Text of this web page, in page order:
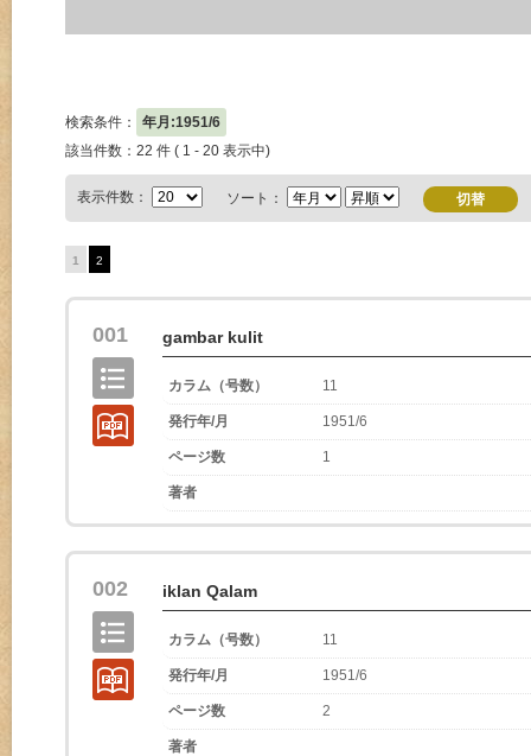
検索条件：
年月:1951/6
該当件数：22 件 ( 1 - 20 表示中)
表示件数： ソート：
1 2
001 gambar kulit
カラム（号数） 11
発行年/月 1951/6
ページ数 1
著者
002 iklan Qalam
カラム（号数） 11
発行年/月 1951/6
ページ数 2
著者